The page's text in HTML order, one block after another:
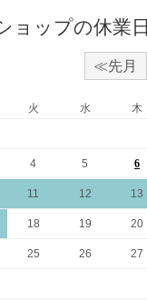
ョップの休業日
火 水 木
4 5 6
11 12 13
18 19 20
25 26 27